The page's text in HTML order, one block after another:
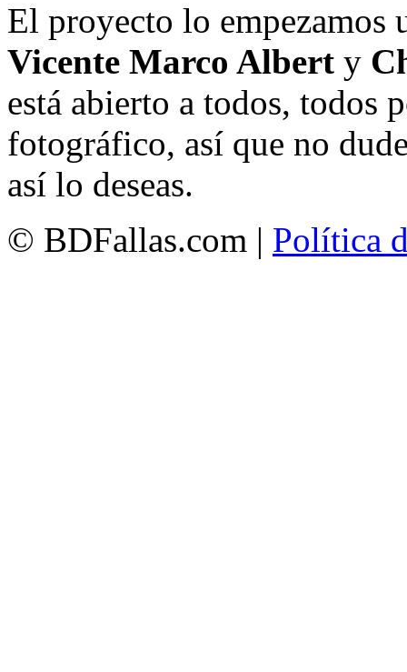
El proyecto lo empezamos
Vicente Marco Albert y
está abierto a todos, todos
fotográfico, así que no
así lo deseas.
© BDFallas.com | Política